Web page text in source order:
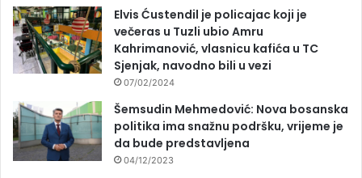
Elvis Ćustendil je policajac koji je
večeras u Tuzli ubio Amru
Kahrimanović, vlasnicu kafića u TC
Sjenjak, navodno bili u vezi
07/02/2024
Šemsudin Mehmedović: Nova bosanska
politika ima snažnu podršku, vrijeme je
da bude predstavljena
04/12/2023